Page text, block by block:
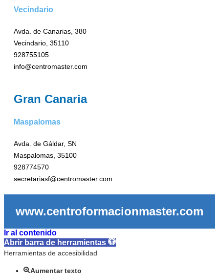
Vecindario
Avda. de Canarias, 380
Vecindario, 35110
928755105
info@centromaster.com
Gran Canaria
Maspalomas
Avda. de Gáldar, SN
Maspalomas, 35100
928774570
secretariasf@centromaster.com
www.centroformacionmaster.com
Ir al contenido
Abrir barra de herramientas
Herramientas de accesibilidad
Aumentar texto